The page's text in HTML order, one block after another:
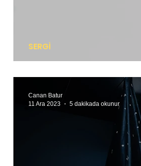
Melankolinin tonları
SERGİ
Canan Batur
11 Ara 2023
5 dakikada okunur